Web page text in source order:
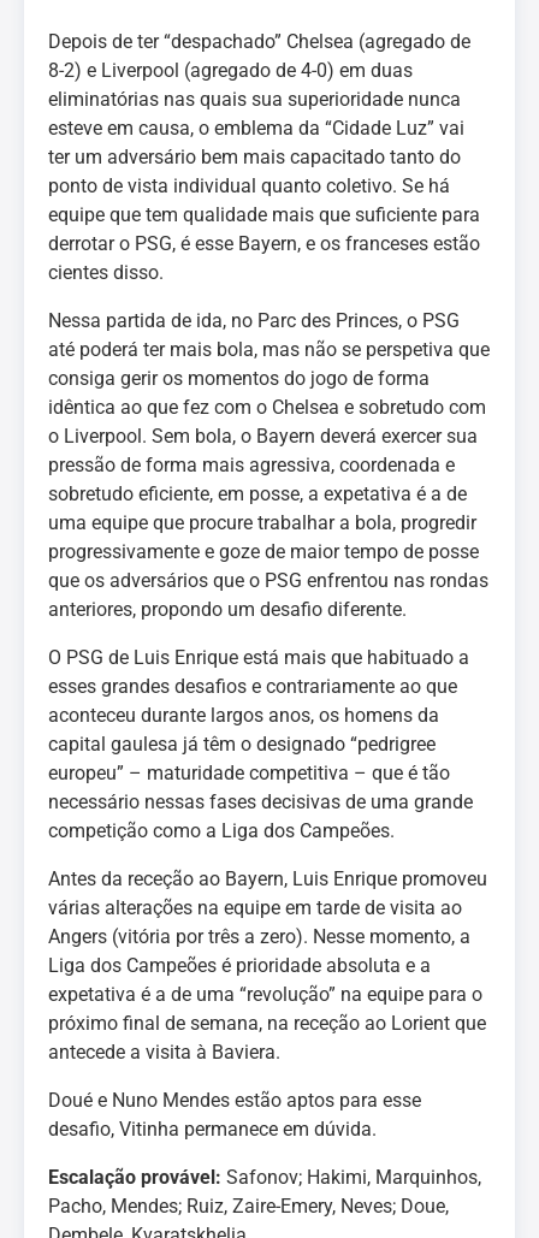
Depois de ter “despachado” Chelsea (agregado de
8-2) e Liverpool (agregado de 4-0) em duas
eliminatórias nas quais sua superioridade nunca
esteve em causa, o emblema da “Cidade Luz” vai
ter um adversário bem mais capacitado tanto do
ponto de vista individual quanto coletivo. Se há
equipe que tem qualidade mais que suficiente para
derrotar o PSG, é esse Bayern, e os franceses estão
cientes disso.
Nessa partida de ida, no Parc des Princes, o PSG
até poderá ter mais bola, mas não se perspetiva que
consiga gerir os momentos do jogo de forma
idêntica ao que fez com o Chelsea e sobretudo com
o Liverpool. Sem bola, o Bayern deverá exercer sua
pressão de forma mais agressiva, coordenada e
sobretudo eficiente, em posse, a expetativa é a de
uma equipe que procure trabalhar a bola, progredir
progressivamente e goze de maior tempo de posse
que os adversários que o PSG enfrentou nas rondas
anteriores, propondo um desafio diferente.
O PSG de Luis Enrique está mais que habituado a
esses grandes desafios e contrariamente ao que
aconteceu durante largos anos, os homens da
capital gaulesa já têm o designado “pedrigree
europeu” – maturidade competitiva – que é tão
necessário nessas fases decisivas de uma grande
competição como a Liga dos Campeões.
Antes da receção ao Bayern, Luis Enrique promoveu
várias alterações na equipe em tarde de visita ao
Angers (vitória por três a zero). Nesse momento, a
Liga dos Campeões é prioridade absoluta e a
expetativa é a de uma “revolução” na equipe para o
próximo final de semana, na receção ao Lorient que
antecede a visita à Baviera.
Doué e Nuno Mendes estão aptos para esse
desafio, Vitinha permanece em dúvida.
Escalação provável: Safonov; Hakimi, Marquinhos,
Pacho, Mendes; Ruiz, Zaire-Emery, Neves; Doue,